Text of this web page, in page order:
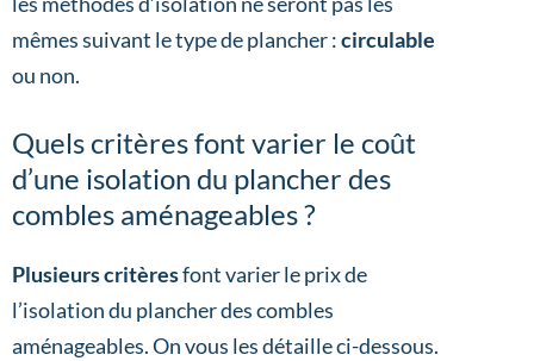
mêmes suivant le type de plancher :circulable
ou non.
Quels critères font varier le coût
d’une isolation du plancher des
combles aménageables ?
Plusieurs critèresfont varier le prix de
l’isolation du plancher des combles
aménageables. On vous les détaille ci-dessous.